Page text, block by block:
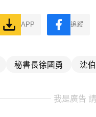
APP 追蹤
秘書長徐國勇 沈
我是廣告